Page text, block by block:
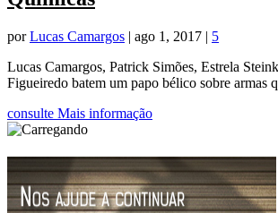
porLucas Camargos | ago 1, 2017 | 5
Lucas Camargos, Patrick Simões, Estrela
Figueiredo batem um papo bélico sobre armas
consulte Mais informação